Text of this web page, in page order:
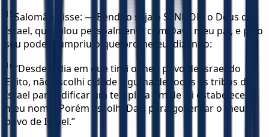
15 Salomão disse: — Bendito seja o SENHOR, o Deus de
Israel, que falou pessoalmente com Davi, meu pai, e pelo
seu poder cumpriu o que prometeu, dizendo:
16 “Desde o dia em que tirei o meu povo de Israel do
Egito, não escolhi cidade alguma de todas as tribos de
Israel para edificar um templo a fim de ali estabelecer o
meu nome. Porém escolhi Davi para governar o meu
povo de Israel.”